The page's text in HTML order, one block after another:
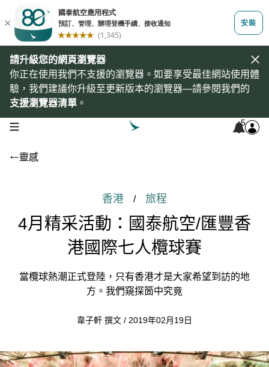
請升級您的網頁瀏覽器
你正在使用我們不支援的瀏覽器。如要享受最佳網站使用體
驗，我們建議你升級至更新版本的瀏覽器—請參閱我們的
支援瀏覽器清單 。
open navigation menu 5
靈感
香港 / 旅程
4月精采活動：國泰航空/匯豐香
港國際七人欖球賽
當欖球熱潮正式登陸，只有香港才是大家希望到訪的地
方。我們窺探箇中究竟
韋子軒 撰文 / 2019年02月19日